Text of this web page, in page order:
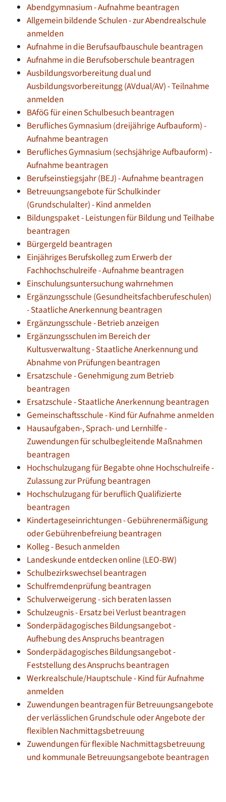
Abendgymnasium - Aufnahme beantragen
Allgemein bildende Schulen - zur Abendrealschule
anmelden
Aufnahme in die Berufsaufbauschule beantragen
Aufnahme in die Berufsoberschule beantragen
Ausbildungsvorbereitung dual und
Ausbildungsvorbereitungg (AVdual/AV) - Teilnahme
anmelden
BAföG für einen Schulbesuch beantragen
Berufliches Gymnasium (dreijährige Aufbauform) -
Aufnahme beantragen
Berufliches Gymnasium (sechsjährige Aufbauform) -
Aufnahme beantragen
Berufseinstiegsjahr (BEJ) - Aufnahme beantragen
Betreuungsangebote für Schulkinder
(Grundschulalter) - Kind anmelden
Bildungspaket - Leistungen für Bildung und Teilhabe
beantragen
Bürgergeld beantragen
Einjähriges Berufskolleg zum Erwerb der
Fachhochschulreife - Aufnahme beantragen
Einschulungsuntersuchung wahrnehmen
Ergänzungsschule (Gesundheitsfachberufeschulen)
- Staatliche Anerkennung beantragen
Ergänzungsschule - Betrieb anzeigen
Ergänzungsschulen im Bereich der
Kultusverwaltung - Staatliche Anerkennung und
Abnahme von Prüfungen beantragen
Ersatzschule - Genehmigung zum Betrieb
beantragen
Ersatzschule - Staatliche Anerkennung beantragen
Gemeinschaftsschule - Kind für Aufnahme anmelden
Hausaufgaben-, Sprach- und Lernhilfe -
Zuwendungen für schulbegleitende Maßnahmen
beantragen
Hochschulzugang für Begabte ohne Hochschulreife -
Zulassung zur Prüfung beantragen
Hochschulzugang für beruflich Qualifizierte
beantragen
Kindertageseinrichtungen - Gebührenermäßigung
oder Gebührenbefreiung beantragen
Kolleg - Besuch anmelden
Landeskunde entdecken online (LEO-BW)
Schulbezirkswechsel beantragen
Schulfremdenprüfung beantragen
Schulverweigerung - sich beraten lassen
Schulzeugnis - Ersatz bei Verlust beantragen
Sonderpädagogisches Bildungsangebot -
Aufhebung des Anspruchs beantragen
Sonderpädagogisches Bildungsangebot -
Feststellung des Anspruchs beantragen
Werkrealschule/Hauptschule - Kind für Aufnahme
anmelden
Zuwendungen beantragen für Betreuungsangebote
der verlässlichen Grundschule oder Angebote der
flexiblen Nachmittagsbetreuung
Zuwendungen für flexible Nachmittagsbetreuung
und kommunale Betreuungsangebote beantragen